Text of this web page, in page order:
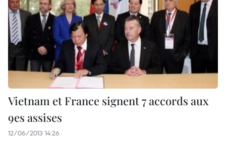
Vietnam et France signent 7 accords aux
9es assises
12/06/2013 14:26